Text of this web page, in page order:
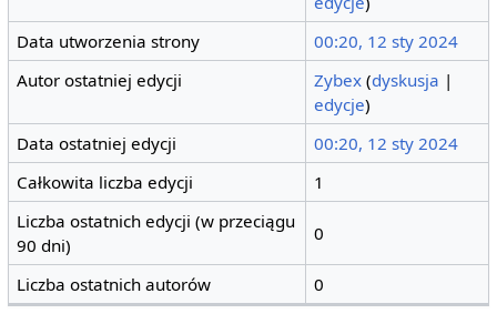
Data utworzenia strony
00:20, 12 sty 2024
Autor ostatniej edycji
Zybex (dyskusja |
edycje)
Data ostatniej edycji
00:20, 12 sty 2024
Całkowita liczba edycji
1
Liczba ostatnich edycji (w przeciągu
90 dni)
0
Liczba ostatnich autorów 0